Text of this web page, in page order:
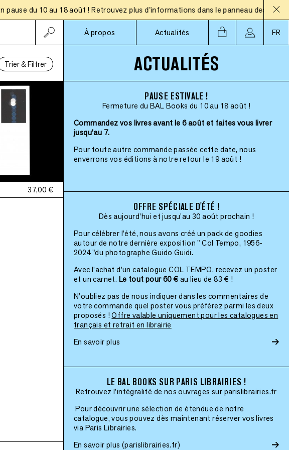
pause du 10 au 18 août ! Retrouvez plus d'informations dans le panneau des
À propos
Actualités FR
Trier & Filtrer
37,00 €
ACTUALITÉS
PAUSE ESTIVALE !
Fermeture du BAL Books du 10 au 18 août !
Commandez vos livres avant le 6 août et faites vous livrer
jusqu'au 7.
Pour toute autre commande passée cette date, nous
enverrons vos éditions à notre retour le 19 août !
OFFRE SPÉCIALE D'ÉTÉ !
Dès aujourd'hui et jusqu'au 30 août prochain !
Pour célébrer l’été, nous avons créé un pack de goodies
autour de notre dernière exposition " Col Tempo, 1956-
2024 "du photographe Guido Guidi.
Avec l’achat d’un catalogue COL TEMPO, recevez un poster
et un carnet. Le tout pour 60 € au lieu de 83 € !
N’oubliez pas de nous indiquer dans les commentaires de
votre commande quel poster vous préférez parmi les deux
proposés !Offre valable uniquement pour les catalogues en
français et retrait en librairie
En savoir plus
LE BAL BOOKS SUR PARIS LIBRAIRIES !
Retrouvez l'intégralité de nos ouvrages sur parislibrairies.fr
Pour découvrir une sélection de étendue de notre
catalogue, vous pouvez dès maintenant réserver vos livres
via Paris Librairies.
En savoir plus (parislibrairies.fr)